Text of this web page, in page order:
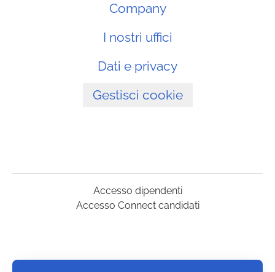
Company
I nostri uffici
Dati e privacy
Gestisci cookie
Accesso dipendenti
Accesso Connect candidati